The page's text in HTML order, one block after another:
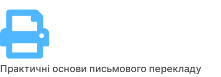
Практичні основи письмового перекладу